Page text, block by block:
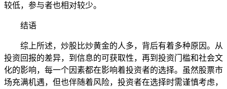
较低，参与者也相对较少。
结语
综上所述，炒股比炒黄金的人多，背后有着多种原因。从
投资回报的差异，到信息的可获取性，再到投资门槛和社会文
化的影响，每一个因素都在影响着投资者的选择。虽然股票市
场充满机遇，但也伴随着风险，投资者在选择时需谨慎考虑，